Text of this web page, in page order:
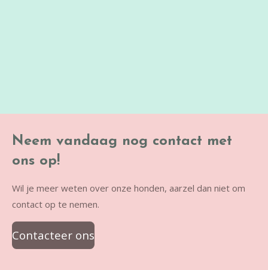
Neem vandaag nog contact met
ons op!
Wil je meer weten over onze honden, aarzel dan niet om
contact op te nemen.
Contacteer ons